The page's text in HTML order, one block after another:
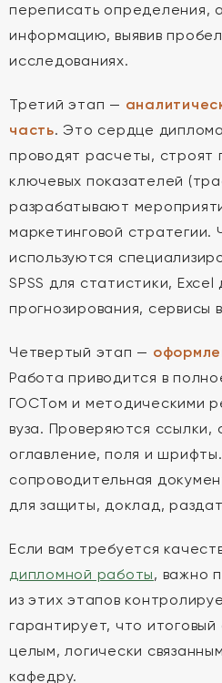
переписать определения,
информацию, выявив
исследованиях.
Третий этап —
часть. Это сердце
проводят расчеты, строят
ключевых показателей
разрабатывают
маркетинговой стратегии.
используются
SPSS для статистики,
прогнозирования, сервисы
Четвертый этап —
Работа приводится в
ГОСТом и методическими
вуза. Проверяются ссылки,
оглавление, поля и
сопроводительная
для защиты, доклад,
Если вам требуется
дипломной работы, важно
из этих этапов
гарантирует, что
целым, логически
кафедру.